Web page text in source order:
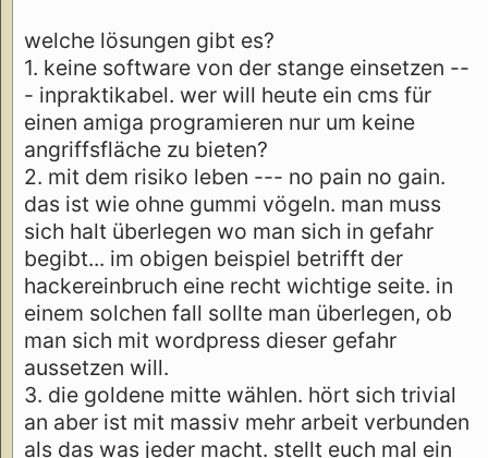
welche lösungen gibt es?
1. keine software von der stange einsetzen --
- inpraktikabel. wer will heute ein cms für
einen amiga programieren nur um keine
angriffsfläche zu bieten?
2. mit dem risiko leben --- no pain no gain.
das ist wie ohne gummi vögeln. man muss
sich halt überlegen wo man sich in gefahr
begibt... im obigen beispiel betrifft der
hackereinbruch eine recht wichtige seite. in
einem solchen fall sollte man überlegen, ob
man sich mit wordpress dieser gefahr
aussetzen will.
3. die goldene mitte wählen. hört sich trivial
an aber ist mit massiv mehr arbeit verbunden
als das was jeder macht. stellt euch mal ein